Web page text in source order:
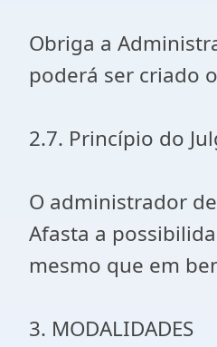
Obriga a
poderá ser criado
2.7. Princípio do
O administrador
Afasta a
mesmo que em
3. MODALIDADES